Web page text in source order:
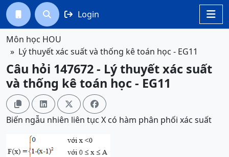

  Login
Môn học HOU
Lý thuyết xác suất và thống kê toán học - EG11
Câu hỏi 147672 - Lý thuyết xác suất
và thống kê toán học - EG11
   
Biến ngẫu nhiên liên tục X có hàm phân phối xác suất